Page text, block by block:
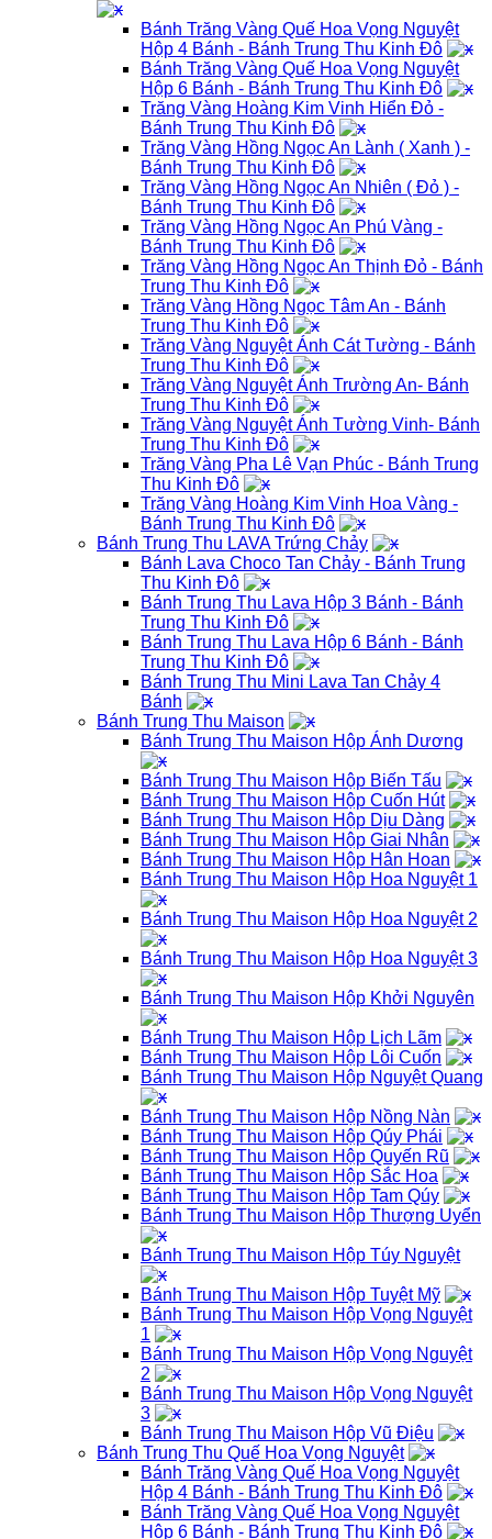
Bánh Trăng Vàng Quế Hoa Vọng Nguyệt
Hộp 4 Bánh - Bánh Trung Thu Kinh Đô
Bánh Trăng Vàng Quế Hoa Vọng Nguyệt
Hộp 6 Bánh - Bánh Trung Thu Kinh Đô
Trăng Vàng Hoàng Kim Vinh Hiển Đỏ -
Bánh Trung Thu Kinh Đô
Trăng Vàng Hồng Ngọc An Lành ( Xanh ) -
Bánh Trung Thu Kinh Đô
Trăng Vàng Hồng Ngọc An Nhiên ( Đỏ ) -
Bánh Trung Thu Kinh Đô
Trăng Vàng Hồng Ngọc An Phú Vàng -
Bánh Trung Thu Kinh Đô
Trăng Vàng Hồng Ngọc An Thịnh Đỏ - Bánh
Trung Thu Kinh Đô
Trăng Vàng Hồng Ngọc Tâm An - Bánh
Trung Thu Kinh Đô
Trăng Vàng Nguyệt Ánh Cát Tường - Bánh
Trung Thu Kinh Đô
Trăng Vàng Nguyệt Ánh Trường An- Bánh
Trung Thu Kinh Đô
Trăng Vàng Nguyệt Ánh Tường Vinh- Bánh
Trung Thu Kinh Đô
Trăng Vàng Pha Lê Vạn Phúc - Bánh Trung
Thu Kinh Đô
Trăng Vàng Hoàng Kim Vinh Hoa Vàng -
Bánh Trung Thu Kinh Đô
Bánh Trung Thu LAVA Trứng Chảy
Bánh Lava Choco Tan Chảy - Bánh Trung
Thu Kinh Đô
Bánh Trung Thu Lava Hộp 3 Bánh - Bánh
Trung Thu Kinh Đô
Bánh Trung Thu Lava Hộp 6 Bánh - Bánh
Trung Thu Kinh Đô
Bánh Trung Thu Mini Lava Tan Chảy 4
Bánh
Bánh Trung Thu Maison
Bánh Trung Thu Maison Hộp Ánh Dương
Bánh Trung Thu Maison Hộp Biến Tấu
Bánh Trung Thu Maison Hộp Cuốn Hút
Bánh Trung Thu Maison Hộp Dịu Dàng
Bánh Trung Thu Maison Hộp Giai Nhân
Bánh Trung Thu Maison Hộp Hân Hoan
Bánh Trung Thu Maison Hộp Hoa Nguyệt 1
Bánh Trung Thu Maison Hộp Hoa Nguyệt 2
Bánh Trung Thu Maison Hộp Hoa Nguyệt 3
Bánh Trung Thu Maison Hộp Khởi Nguyên
Bánh Trung Thu Maison Hộp Lịch Lãm
Bánh Trung Thu Maison Hộp Lôi Cuốn
Bánh Trung Thu Maison Hộp Nguyệt Quang
Bánh Trung Thu Maison Hộp Nồng Nàn
Bánh Trung Thu Maison Hộp Qúy Phái
Bánh Trung Thu Maison Hộp Quyến Rũ
Bánh Trung Thu Maison Hộp Sắc Hoa
Bánh Trung Thu Maison Hộp Tam Qúy
Bánh Trung Thu Maison Hộp Thượng Uyển
Bánh Trung Thu Maison Hộp Túy Nguyệt
Bánh Trung Thu Maison Hộp Tuyệt Mỹ
Bánh Trung Thu Maison Hộp Vọng Nguyệt
1
Bánh Trung Thu Maison Hộp Vọng Nguyệt
2
Bánh Trung Thu Maison Hộp Vọng Nguyệt
3
Bánh Trung Thu Maison Hộp Vũ Điệu
Bánh Trung Thu Quế Hoa Vọng Nguyệt
Bánh Trăng Vàng Quế Hoa Vọng Nguyệt
Hộp 4 Bánh - Bánh Trung Thu Kinh Đô
Bánh Trăng Vàng Quế Hoa Vọng Nguyệt
Hộp 6 Bánh - Bánh Trung Thu Kinh Đô